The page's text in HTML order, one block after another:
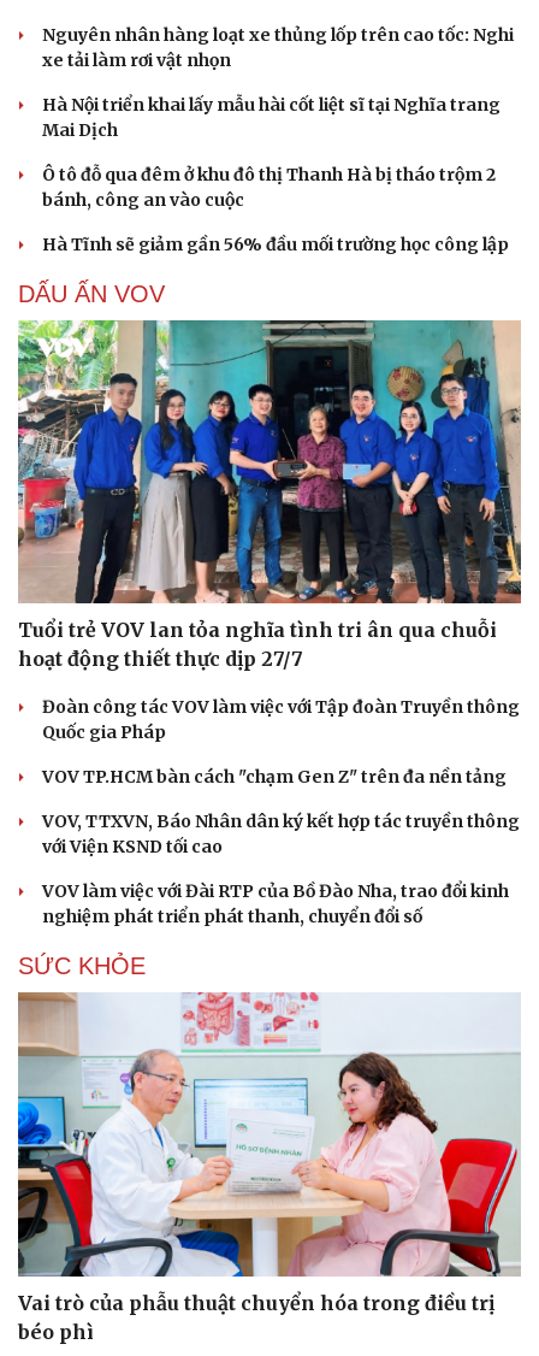
Cải chính
Nguyên nhân hàng loạt xe thủng lốp trên cao tốc: Nghi
xe tải làm rơi vật nhọn
Hà Nội triển khai lấy mẫu hài cốt liệt sĩ tại Nghĩa trang
Mai Dịch
Ô tô đỗ qua đêm ở khu đô thị Thanh Hà bị tháo trộm 2
bánh, công an vào cuộc
Hà Tĩnh sẽ giảm gần 56% đầu mối trường học công lập
DẤU ẤN VOV
Tuổi trẻ VOV lan tỏa nghĩa tình tri ân qua chuỗi
hoạt động thiết thực dịp 27/7
Đoàn công tác VOV làm việc với Tập đoàn Truyền thông
Quốc gia Pháp
VOV TP.HCM bàn cách "chạm Gen Z" trên đa nền tảng
VOV, TTXVN, Báo Nhân dân ký kết hợp tác truyền thông
với Viện KSND tối cao
VOV làm việc với Đài RTP của Bồ Đào Nha, trao đổi kinh
nghiệm phát triển phát thanh, chuyển đổi số
SỨC KHỎE
Vai trò của phẫu thuật chuyển hóa trong điều trị
béo phì